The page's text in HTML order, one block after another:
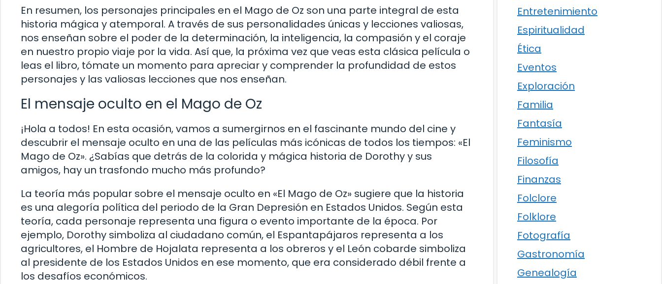
En resumen, los personajes principales en el Mago de Oz son una parte integral de esta
historia mágica y atemporal. A través de sus personalidades únicas y lecciones valiosas,
nos enseñan sobre el poder de la determinación, la inteligencia, la compasión y el coraje
en nuestro propio viaje por la vida. Así que, la próxima vez que veas esta clásica película o
leas el libro, tómate un momento para apreciar y comprender la profundidad de estos
personajes y las valiosas lecciones que nos enseñan.
El mensaje oculto en el Mago de Oz
¡Hola a todos! En esta ocasión, vamos a sumergirnos en el fascinante mundo del cine y
descubrir el mensaje oculto en una de las películas más icónicas de todos los tiempos: «El
Mago de Oz». ¿Sabías que detrás de la colorida y mágica historia de Dorothy y sus
amigos, hay un trasfondo mucho más profundo?
La teoría más popular sobre el mensaje oculto en «El Mago de Oz» sugiere que la historia
es una alegoría política del periodo de la Gran Depresión en Estados Unidos. Según esta
teoría, cada personaje representa una figura o evento importante de la época. Por
ejemplo, Dorothy simboliza al ciudadano común, el Espantapájaros representa a los
agricultores, el Hombre de Hojalata representa a los obreros y el León cobarde simboliza
al presidente de los Estados Unidos en ese momento, que era considerado débil frente a
los desafíos económicos.
Entretenimiento
Espiritualidad
Ética
Eventos
Exploración
Familia
Fantasía
Feminismo
Filosofía
Finanzas
Folclore
Folklore
Fotografía
Gastronomía
Genealogía